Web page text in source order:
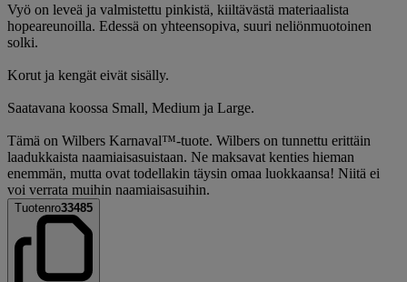
Vyö on leveä ja valmistettu pinkistä, kiiltävästä materiaalista
hopeareunoilla. Edessä on yhteensopiva, suuri neliönmuotoinen
solki.
Korut ja kengät eivät sisälly.
Saatavana koossa Small, Medium ja Large.
Tämä on Wilbers Karnaval™-tuote. Wilbers on tunnettu erittäin
laadukkaista naamiaisasuistaan. Ne maksavat kenties hieman
enemmän, mutta ovat todellakin täysin omaa luokkaansa! Niitä ei
voi verrata muihin naamiaisasuihin.
Tuotenro33485